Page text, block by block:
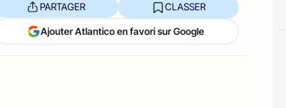
PARTAGER CLASSER
Ajouter Atlantico en favori sur Google